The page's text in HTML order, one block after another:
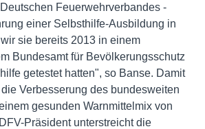
Feuerwehrverbandes -
einer Selbsthilfe-Ausbildung in
sie bereits 2013 in einem
Bundesamt für Bevölkerungsschutz
getestet hatten", so Banse. Damit
Verbesserung des bundesweiten
gesunden Warnmittelmix von
Präsident unterstreicht die